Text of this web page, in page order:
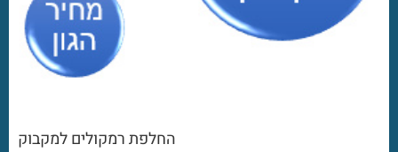
החלפת רמקולים למקבוק